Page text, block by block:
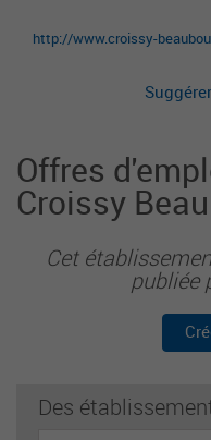
http://www.croissy-
Offres
Croissy
Cet
publiée
Des